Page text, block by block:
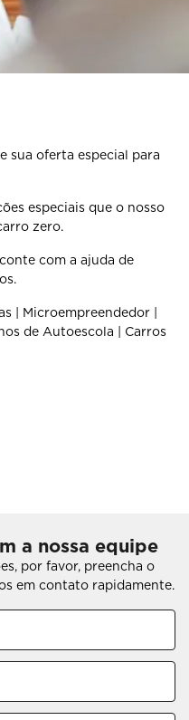
sua oferta especial para
especiais que o nosso
zero.
com a ajuda de
| Microempreendedor |
de Autoescola | Carros
a nossa equipe
por favor, preencha o
em contato rapidamente.